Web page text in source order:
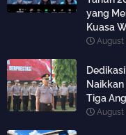
yang
Kuasa
August
Tiga
August